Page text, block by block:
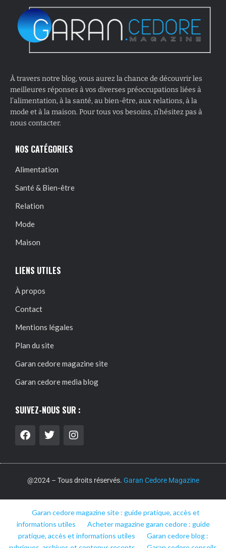
À travers notre blog, vous aurez la chance de découvrir les
meilleures réponses à vos diverses préoccupations liées à
l’alimentation, à la santé, au bien-être, aux relations, à la
mode et à la maison. Pour tous vos besoins, n’hésitez pas à
nous contacter.
NOS CATÉGORIES
Alimentation
Santé & Bien-être
Relation
Mode
Maison
LIENS UTILES
À propos
Contact
Mentions légales
Plan du site
Garan cedore magazine site
Garan cedore media blog
SUIVEZ-NOUS SUR :
@2024 – Tous droits réservés. Garan Cedore Magazine
Garan cedore magazine site : guide pratique, accès et
informations utiles
Acheter magazine garan cedore : guide
pratique, accès et informations utiles
Garan cedore blog :